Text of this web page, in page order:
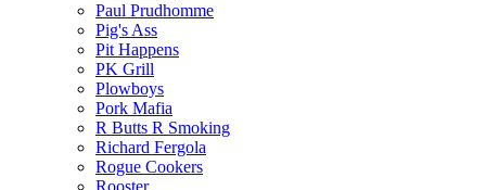
Paul Prudhomme
Pig's Ass
Pit Happens
PK Grill
Plowboys
Pork Mafia
R Butts R Smoking
Richard Fergola
Rogue Cookers
Rooster